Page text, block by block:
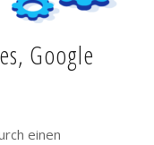
Google
einen